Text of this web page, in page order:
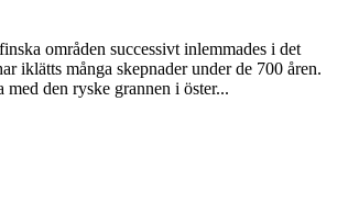
områden successivt inlemmades i det
iklätts många skepnader under de 700 åren.
den ryske grannen i öster...